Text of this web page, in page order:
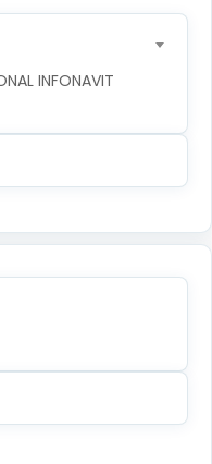
INFONAVIT